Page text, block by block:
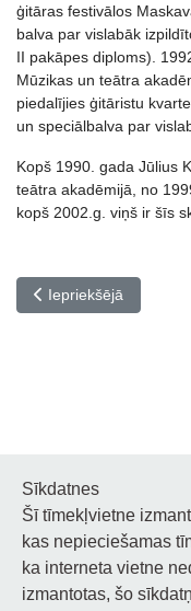
ģitāras festivālos
balva par vislabāk
II pakāpes diploms).
Mūzikas un teātra
piedalījies ģitāristu
un speciālbalva par
Kopš 1990. gada Jūlius
teātra akadēmijā, no
kopš 2002.g. viņš ir šīs
Iepriekšējais raksts:
Iepriekšējā
Noderīgi
Privātuma politika
Sīkdatnes
Šī tīmekļvietne
kas nepieciešamas
ka interneta vietne
izmantotas, šo